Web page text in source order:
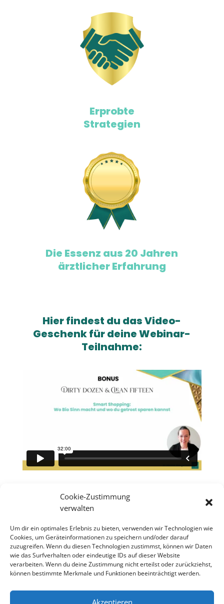
Cookie-Zustimmung
verwalten
Um dir ein optimales Erlebnis zu bieten, verwenden wir Technologien wie
Cookies, um Geräteinformationen zu speichern und/oder darauf
zuzugreifen. Wenn du diesen Technologien zustimmst, können wir Daten
wie das Surfverhalten oder eindeutige IDs auf dieser Website
verarbeiten. Wenn du deine Zustimmung nicht erteilst oder zurückziehst,
können bestimmte Merkmale und Funktionen beeinträchtigt werden.
Akzeptieren
Erprobte
Strategien
Die Essenz aus 20 Jahren
ärztlicher Erfahrung
Hier findest du das Video-
Geschenk für deine Webinar-
Teilnahme:
Du möchtest tiefer Einsteigen?
MCAS Intensiv-Wochenende am 11. und 12. April
HIER KLICKEN UND INFORMIEREN